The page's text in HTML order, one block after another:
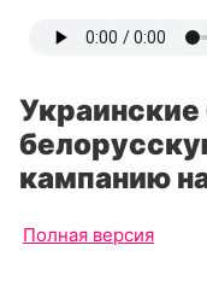
Украинские
кампанию
Полная версия